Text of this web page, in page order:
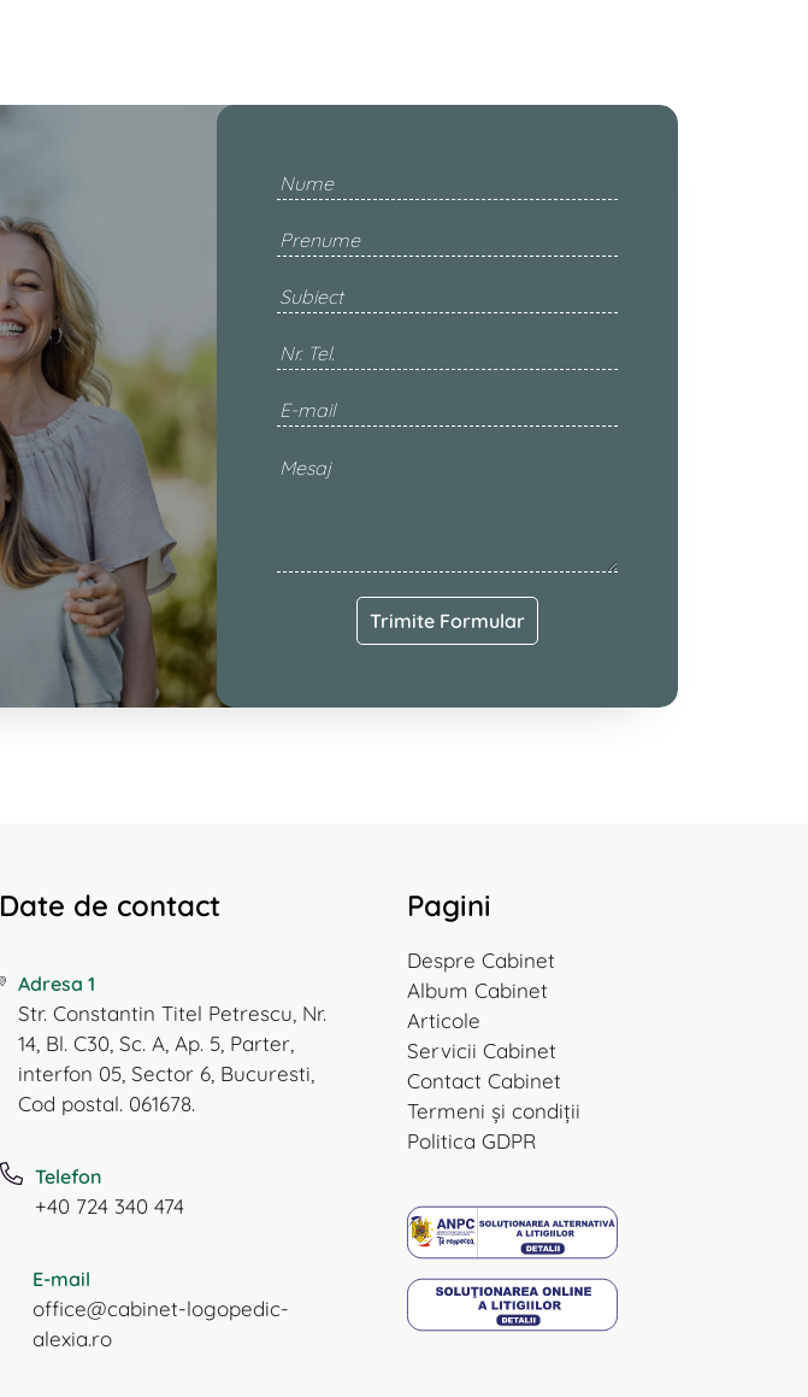
Trimite Formular
Date de contact
Adresa 1
Str. Constantin Titel Petrescu, Nr.
14, Bl. C30, Sc. A, Ap. 5, Parter,
interfon 05, Sector 6, Bucuresti,
Cod postal. 061678.
Telefon
+40 724 340 474
E-mail
office@cabinet-logopedic-
alexia.ro
Pagini
Despre Cabinet
Album Cabinet
Articole
Servicii Cabinet
Contact Cabinet
Termeni și condiții
Politica GDPR